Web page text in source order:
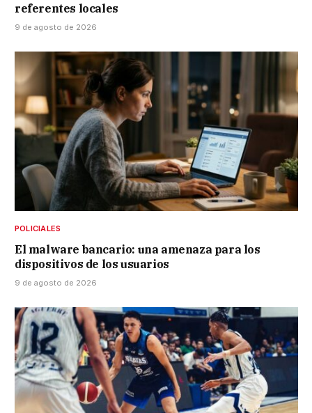
referentes locales
9 de agosto de 2026
POLICIALES
El malware bancario: una amenaza para los
dispositivos de los usuarios
9 de agosto de 2026